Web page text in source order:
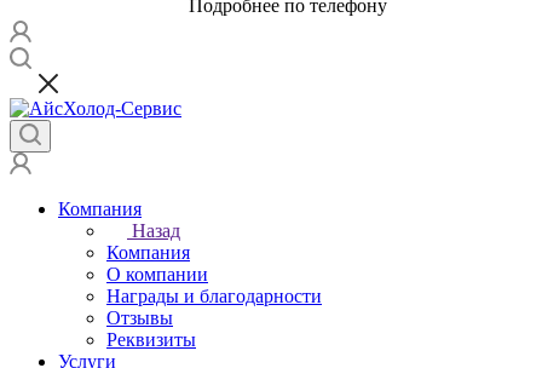
Подробнее по телефону
Компания
Назад
Компания
О компании
Награды и благодарности
Отзывы
Реквизиты
Услуги